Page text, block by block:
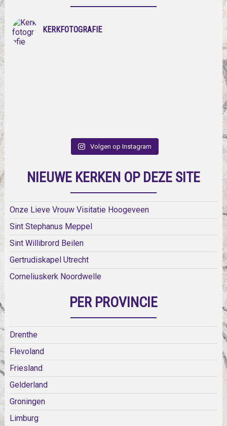
KERKFOTOGRAFIE
Volgen op Instagram
NIEUWE KERKEN OP DEZE SITE
Onze Lieve Vrouw Visitatie Hoogeveen
Sint Stephanus Meppel
Sint Willibrord Beilen
Gertrudiskapel Utrecht
Corneliuskerk Noordwelle
PER PROVINCIE
Drenthe
Flevoland
Friesland
Gelderland
Groningen
Limburg